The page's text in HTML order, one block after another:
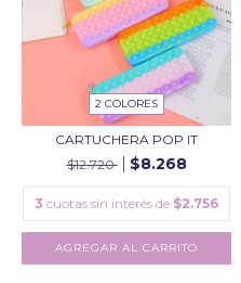
2 COLORES
CARTUCHERA POP IT
$12.720
$8.268
3 cuotas sin interés de $2.756
AGREGAR AL CARRITO